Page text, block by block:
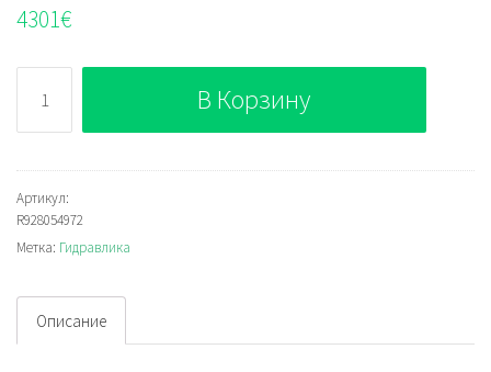
4301€
Bosch
Rexroth
100EL0015G25-
A0V-
00A2,5-
R0V00
filter
В Корзину
Артикул:
R928054972
Метка: Гидравлика
Описание